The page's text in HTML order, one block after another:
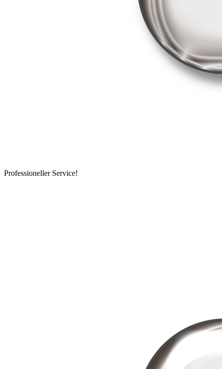
Professioneller Service!